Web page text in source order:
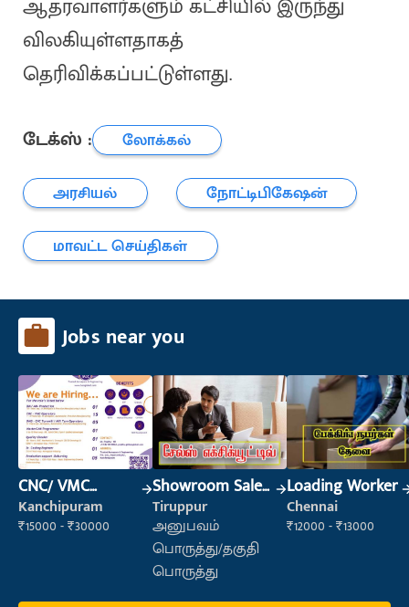
ஆதரவாளர்களும் கட்சியில் இருந்து
விலகியுள்ளதாகத்
தெரிவிக்கப்பட்டுள்ளது.
டேக்ஸ் :
லோக்கல்
அரசியல்
நோட்டிபிகேஷன்
மாவட்ட செய்திகள்
Jobs near you
CNC/ VMC
Operator
Kanchipuram
₹15000 - ₹30000
Showroom Sales
Executive (Retail
Sales)
Tiruppur
அனுபவம்
பொருத்து/தகுதி
பொருத்து
Loading Worker
Chennai
₹12000 - ₹13000